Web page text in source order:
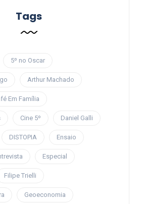
Tags
5º no Oscar
Arthur Machado
Em Família
Cine 5º Daniel Galli
DISTOPIA Ensaio
Especial
Filipe Trielli
Geoeconomia